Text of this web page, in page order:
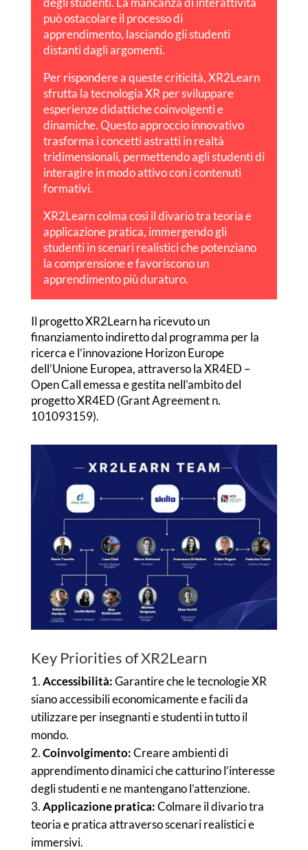
può ostacolare il processo di
apprendimento, lasciando gli studenti
distanti dagli argomenti.
Per rispondere a queste criticità, XR2Learn
sfrutta la tecnologia XR per sviluppare
esperienze didattiche coinvolgenti e
dinamiche. Questo approccio innovativo
trasforma i concetti astratti in realtà
tridimensionali, permettendo agli studenti di
interagire in modo attivo con i contenuti
formativi.
XR2Learn colma così il divario tra teoria e
applicazione pratica, immergendo gli
studenti in scenari realistici che potenziano
la comprensione e favoriscono un
apprendimento più duraturo.
Il progetto XR2Learn ha ricevuto un
finanziamento indiretto dal programma per la
ricerca e l’innovazione Horizon Europe
dell’Unione Europea, attraverso la XR4ED –
Open Call emessa e gestita nell’ambito del
progetto XR4ED (Grant Agreement n.
101093159).
Key Priorities of XR2Learn
Accessibilità:Garantire che le tecnologie XR
siano accessibili economicamente e facili da
utilizzare per insegnanti e studenti in tutto il
mondo.
Coinvolgimento:Creare ambienti di
apprendimento dinamici che catturino l’interesse
degli studenti e ne mantengano l’attenzione.
Applicazione pratica:Colmare il divario tra
teoria e pratica attraverso scenari realistici e
immersivi.